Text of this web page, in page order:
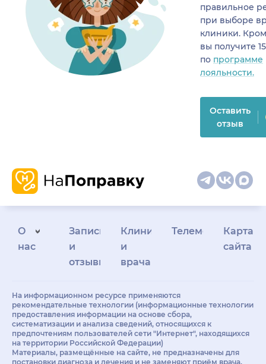
правильное
при выборе
клиники.
вы получите
по программе
лояльности.
Оставить
отзыв
О
нас
Запись
и
отзывы
Клиникам
и
врачам
Телемедицина
Карта
сайта
На информационном ресурсе применяются
рекомендательные технологии (информационные технологии
предоставления информации на основе сбора,
систематизации и анализа сведений, относящихся к
предпочтениям пользователей сети "Интернет", находящихся
на территории Российской Федерации)
Материалы, размещённые на сайте, не предназначены для
постановки диагноза и лечения и не заменяют приём врача.